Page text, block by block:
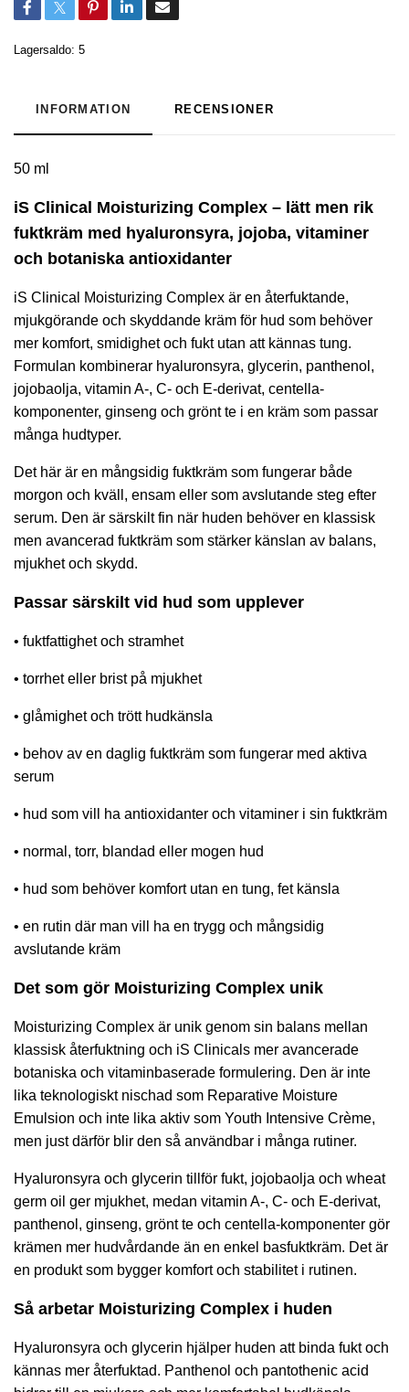
Lagersaldo: 5
INFORMATION RECENSIONER
50 ml
iS Clinical Moisturizing Complex – lätt men rik
fuktkräm med hyaluronsyra, jojoba, vitaminer
och botaniska antioxidanter
iS Clinical Moisturizing Complex är en återfuktande,
mjukgörande och skyddande kräm för hud som behöver
mer komfort, smidighet och fukt utan att kännas tung.
Formulan kombinerar hyaluronsyra, glycerin, panthenol,
jojobaolja, vitamin A-, C- och E-derivat, centella-
komponenter, ginseng och grönt te i en kräm som passar
många hudtyper.
Det här är en mångsidig fuktkräm som fungerar både
morgon och kväll, ensam eller som avslutande steg efter
serum. Den är särskilt fin när huden behöver en klassisk
men avancerad fuktkräm som stärker känslan av balans,
mjukhet och skydd.
Passar särskilt vid hud som upplever
• fuktfattighet och stramhet
• torrhet eller brist på mjukhet
• glåmighet och trött hudkänsla
• behov av en daglig fuktkräm som fungerar med aktiva
serum
• hud som vill ha antioxidanter och vitaminer i sin fuktkräm
• normal, torr, blandad eller mogen hud
• hud som behöver komfort utan en tung, fet känsla
• en rutin där man vill ha en trygg och mångsidig
avslutande kräm
Det som gör Moisturizing Complex unik
Moisturizing Complex är unik genom sin balans mellan
klassisk återfuktning och iS Clinicals mer avancerade
botaniska och vitaminbaserade formulering. Den är inte
lika teknologiskt nischad som Reparative Moisture
Emulsion och inte lika aktiv som Youth Intensive Crème,
men just därför blir den så användbar i många rutiner.
Hyaluronsyra och glycerin tillför fukt, jojobaolja och wheat
germ oil ger mjukhet, medan vitamin A-, C- och E-derivat,
panthenol, ginseng, grönt te och centella-komponenter gör
krämen mer hudvårdande än en enkel basfuktkräm. Det är
en produkt som bygger komfort och stabilitet i rutinen.
Så arbetar Moisturizing Complex i huden
Hyaluronsyra och glycerin hjälper huden att binda fukt och
kännas mer återfuktad. Panthenol och pantothenic acid